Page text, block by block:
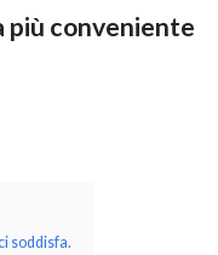
più conveniente
soddisfa.